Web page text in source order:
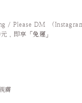
/ Please DM
，即享「 免運 」
膚